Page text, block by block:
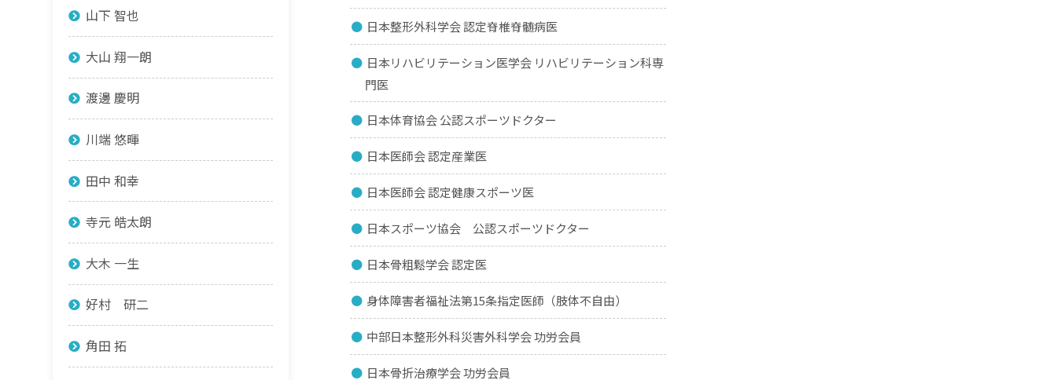
日本整形外科学会 認定脊椎脊髄病医
日本リハビリテーション医学会 リハビリテーション科専
門医
日本体育協会 公認スポーツドクター
日本医師会 認定産業医
日本医師会 認定健康スポーツ医
日本スポーツ協会 公認スポーツドクター
日本骨粗鬆学会 認定医
身体障害者福祉法第15条指定医師（肢体不自由）
中部日本整形外科災害外科学会 功労会員
日本骨折治療学会 功労会員
山下 智也
大山 翔一朗
渡邊 慶明
川端 悠暉
田中 和幸
寺元 皓太朗
大木 一生
好村 研二
角田 拓